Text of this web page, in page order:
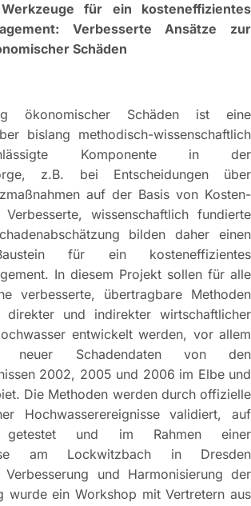
für ein kosteneffizientes
Verbesserte Ansätze zur
Schäden
ökonomischer Schäden ist eine
bislang methodisch-wissenschaftlich
Komponente in der
z.B. bei Entscheidungen über
auf der Basis von Kosten-
Verbesserte, wissenschaftlich fundierte
bilden daher einen
für ein kosteneffizientes
In diesem Projekt sollen für alle
verbesserte, übertragbare Methoden
direkter und indirekter wirtschaftlicher
entwickelt werden, vor allem
neuer Schadendaten von den
2002, 2005 und 2006 im Elbe und
Die Methoden werden durch offizielle
Hochwasserereignisse validiert, auf
getestet und im Rahmen einer
am Lockwitzbach in Dresden
und Harmonisierung der
wurde ein Workshop mit Vertretern aus